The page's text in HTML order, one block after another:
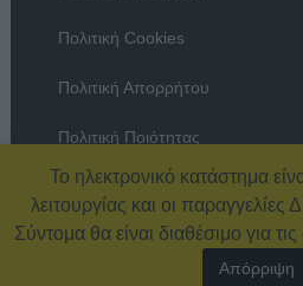
Πολιτική Cookies
Πολιτική Απορρήτου
Πολιτική Ποιότητας
Όροι χρήσης
© 2026 Εξοπλισμός
Το ηλεκτρονικό κατάστημα
λειτουργίας και οι
Σύντομα θα είναι διαθέσιμο για
Απόρριψη